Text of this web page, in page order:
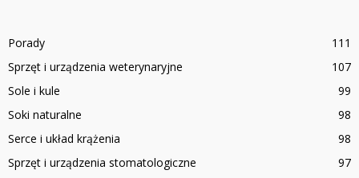
Porady
111
Sprzęt i urządzenia weterynaryjne
107
Sole i kule
99
Soki naturalne
98
Serce i układ krążenia
98
Sprzęt i urządzenia stomatologiczne
97